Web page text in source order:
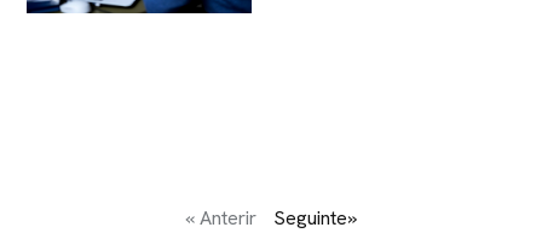
« Anterir Seguinte»